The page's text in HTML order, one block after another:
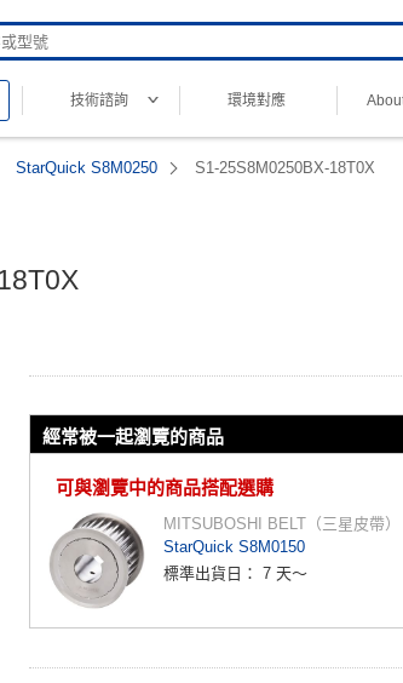
技術諮詢 環境對應
StarQuick S8M0250 S1-25S8M0250BX-18T0X
經常被一起瀏覽的商品
可與瀏覽中的商品搭配選購
MITSUBOSHI BELT（三星皮帶）
StarQuick S8M0150
標準出貨日： 7 天～